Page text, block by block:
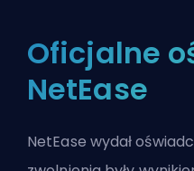
Oficjalne
NetEase
NetEase wydał